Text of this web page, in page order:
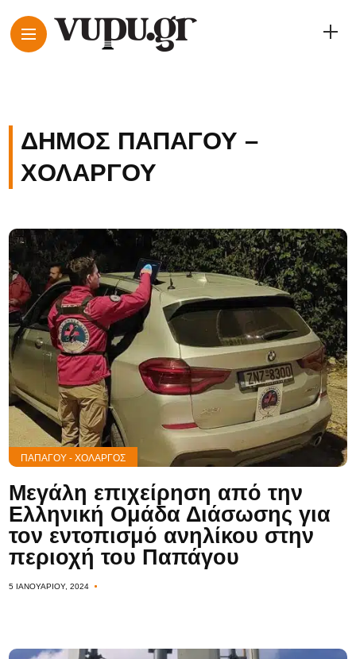
ΔΉΜΟΣ ΠΑΠΆΓΟΥ –
ΧΟΛΑΡΓΟΎ
ΠΑΠΆΓΟΥ - ΧΟΛΑΡΓΌΣ
Μεγάλη επιχείρηση από την
Ελληνική Ομάδα Διάσωσης για
τον εντοπισμό ανηλίκου στην
περιοχή του Παπάγου
5 ΙΑΝΟΥΑΡΊΟΥ, 2024